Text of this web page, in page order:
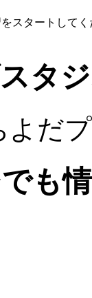
スタートして
タ
だ
も